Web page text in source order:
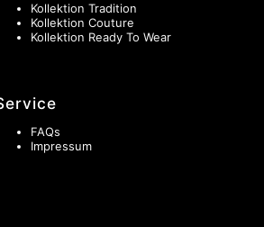
Kollektion Tradition
Kollektion Couture
Kollektion Ready To Wear
FAQs
Impressum